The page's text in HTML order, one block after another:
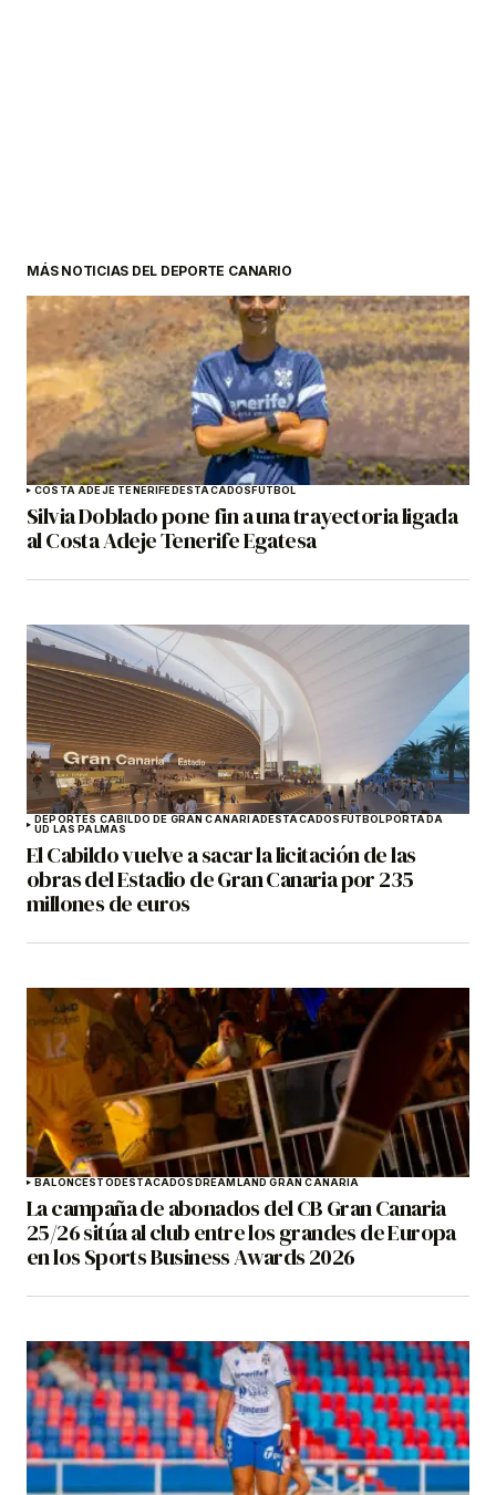
MÁS NOTICIAS DEL DEPORTE CANARIO
COSTA ADEJE TENERIFEDESTACADOSFÚTBOL
Silvia Doblado pone fin a una trayectoria ligada
al Costa Adeje Tenerife Egatesa
DEPORTES CABILDO DE GRAN CANARIADESTACADOSFÚTBOLPORTADA
UD LAS PALMAS
El Cabildo vuelve a sacar la licitación de las
obras del Estadio de Gran Canaria por 235
millones de euros
BALONCESTODESTACADOSDREAMLAND GRAN CANARIA
La campaña de abonados del CB Gran Canaria
25/26 sitúa al club entre los grandes de Europa
en los Sports Business Awards 2026